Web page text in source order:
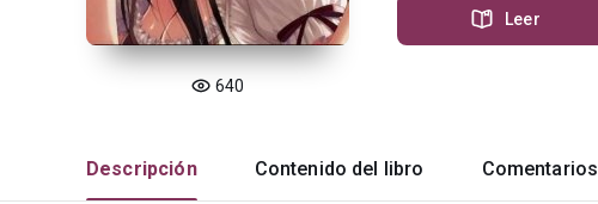
640
Leer
Descripción Contenido del libro Comentarios